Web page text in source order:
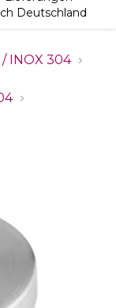
Deutschland
INOX 304